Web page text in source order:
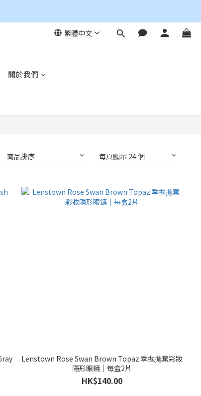
繁體中文
關於我們
商品排序 每頁顯示 24 個
Lenstown Rose Swan Brown Topaz 季拋抛棄彩妝
隱形眼鏡｜每盒2片
HK$140.00